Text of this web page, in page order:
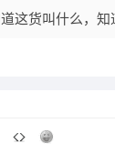
这货叫什么，